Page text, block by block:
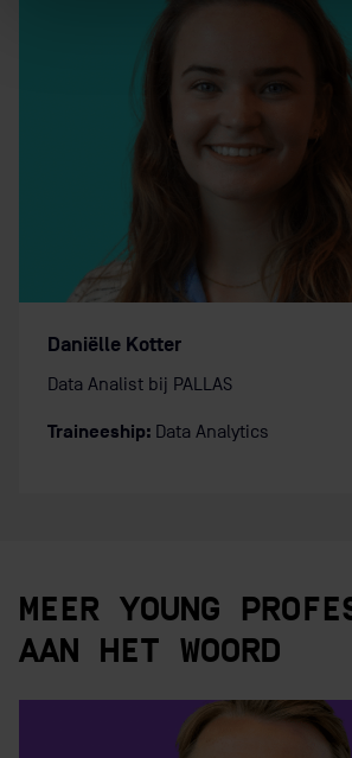
Daniëlle Kotter
Data Analist bij PALLAS
Traineeship: Data Analytics
MEER YOUNG
AAN HET WOORD